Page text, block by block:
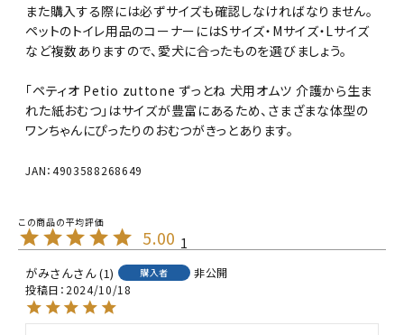
また購入する際には必ずサイズも確認しなければなりません。
ペットのトイレ用品のコーナーにはSサイズ・Mサイズ・Lサイズ
など複数ありますので、愛犬に合ったものを選びましょう。
「ペティオ Petio zuttone ずっとね 犬用オムツ 介護から生ま
れた紙おむつ」はサイズが豊富にあるため、さまざまな体型の
ワンちゃんにぴったりのおむつがきっとあります。
JAN：4903588268649
5.00 1
がみさん 1 購入者
非公開
投稿日 2024/10/18